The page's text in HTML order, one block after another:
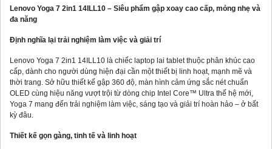
Lenovo Yoga 7 2in1 14ILL10 – Siêu phẩm gập xoay cao cấp, mỏng nhẹ và
đa năng
Định nghĩa lại trải nghiệm làm việc và giải trí
Lenovo Yoga 7 2in1 14ILL10 là chiếc laptop lai tablet thuộc phân khúc cao
cấp, dành cho người dùng hiện đại cần một thiết bị linh hoạt, mạnh mẽ và
thời trang. Sở hữu thiết kế gập 360 độ, màn hình cảm ứng sắc nét chuẩn
OLED cùng hiệu năng vượt trội từ dòng chip Intel Core™ Ultra thế hệ mới,
Yoga 7 mang đến trải nghiệm làm việc, sáng tạo và giải trí hoàn hảo – ở bất
kỳ đâu.
Thiết kế gọn gàng, tinh tế và linh hoạt